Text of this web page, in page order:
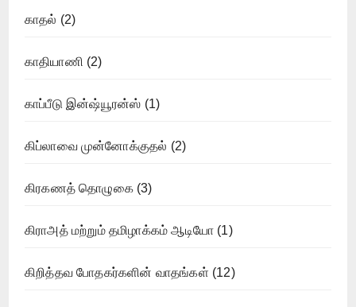
காதல் (2)
காதியாணி (2)
காப்பீடு இன்ஷ்யூரன்ஸ் (1)
கிப்லாவை முன்னோக்குதல் (2)
கிரகணத் தொழுகை(3)
கிராஅத் மற்றும் தமிழாக்கம் ஆடியோ (1)
கிறித்தவ போதகர்களின் வாதங்கள் (12)